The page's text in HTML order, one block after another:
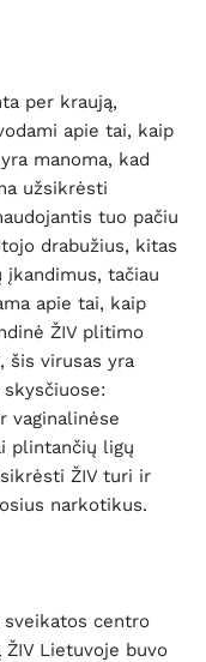
per kraują,
apie tai, kaip
manoma, kad
užsikrėsti
tuo pačiu
drabužius, kitas
įkandimus, tačiau
apie tai, kaip
ŽIV plitimo
šis virusas yra
vaginalinėse
plintančių ligų
ŽIV turi ir
narkotikus.
centro
Lietuvoje buvo